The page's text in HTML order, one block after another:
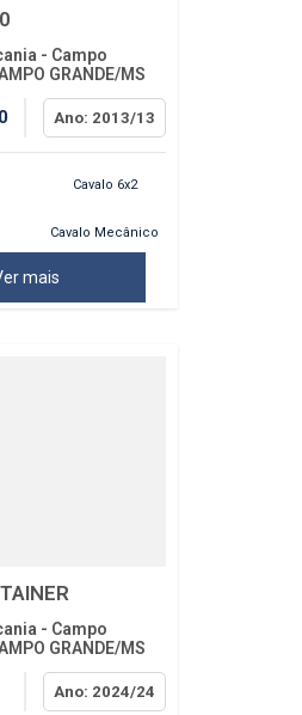
- Campo
GRANDE/MS
Ano: 2013/13
Cavalo 6x2
Cavalo Mecânico
mais
- Campo
GRANDE/MS
Ano: 2024/24